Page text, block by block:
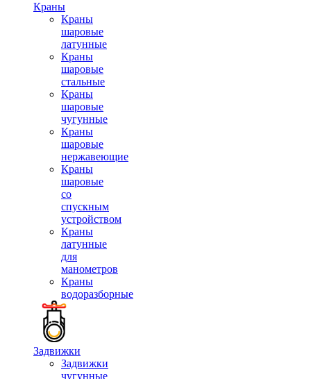
Краны
Краны
шаровые
латунные
Краны
шаровые
стальные
Краны
шаровые
чугунные
Краны
шаровые
нержавеющие
Краны
шаровые
со
спускным
устройством
Краны
латунные
для
манометров
Краны
водоразборные
Задвижки
Задвижки
чугунные